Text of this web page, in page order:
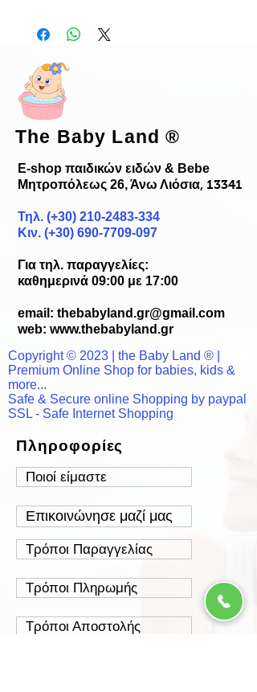
The Baby Land®
E-shop παιδικών ειδών & Bebe
Μητροπόλεως 26, Άνω Λιόσια, 13341
Τηλ. (+30) 210-2483-334
Κιν. (+30) 690-7709-097
Για τηλ. παραγγελίες:
καθημερινά 09:00 με 17:00
email: thebabyland.gr@gmail.com
web: www.thebabyland.gr
Copyright © 2023 | the Baby Land ® |
Premium Online Shop for babies, kids &
more...
Safe & Secure online Shopping by paypal
SSL - Safe Internet Shopping
Πληροφορίες
Ποιοί είμαστε
Επικοινώνησε μαζί μας
Τρόποι Παραγγελίας
Τρόποι Πληρωμής
Τρόποι Αποστολής